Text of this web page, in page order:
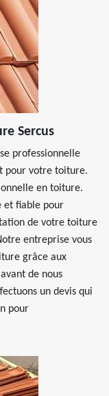
Sercus
professionnelle
pour votre toiture.
en toiture.
et fiable pour
de votre toiture
entreprise vous
grâce aux
de nous
un devis qui
pour